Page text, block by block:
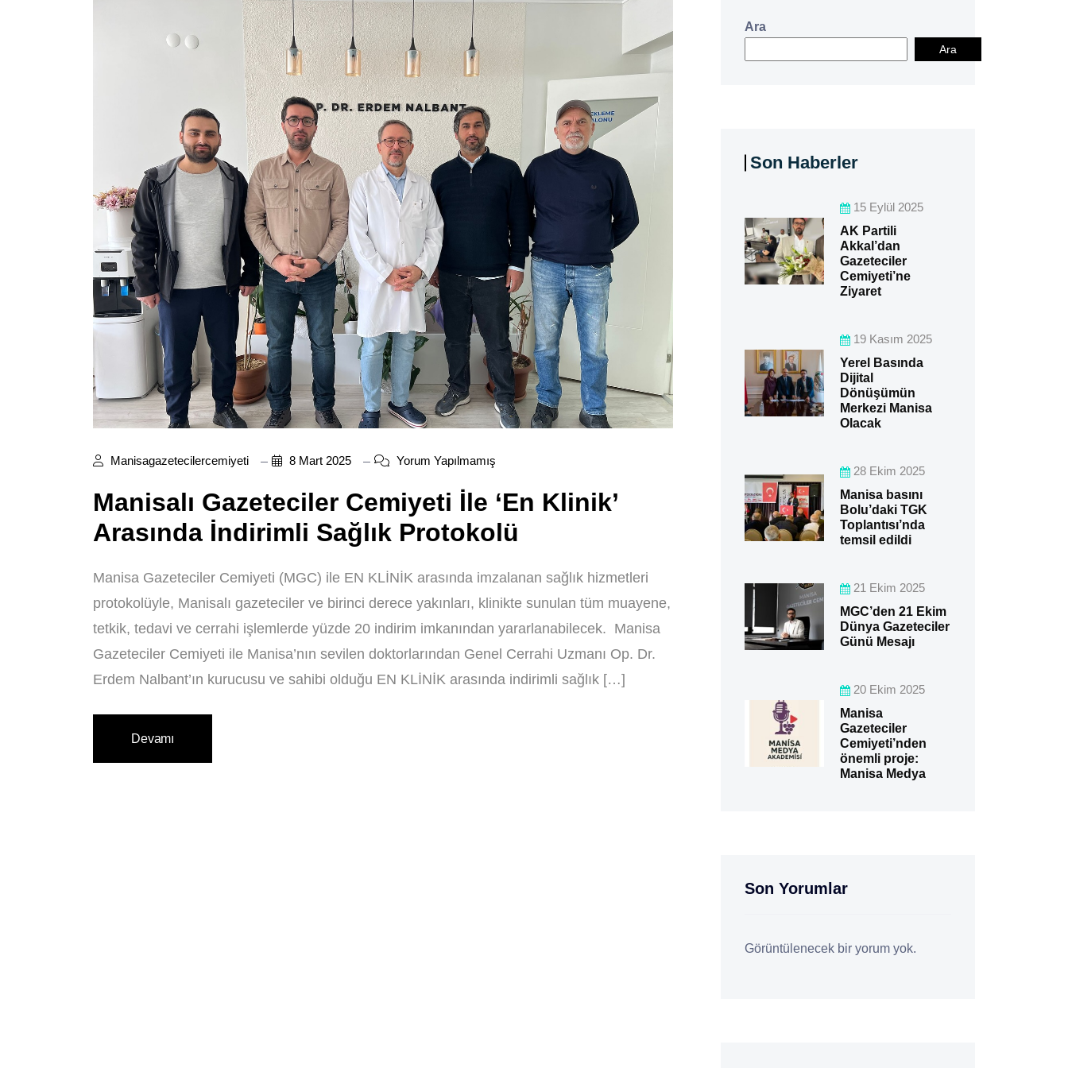
Manisagazetecilercemiyeti 8 Mart 2025 Yorum Yapılmamış
Manisalı Gazeteciler Cemiyeti İle ‘En Klinik’
Arasında İndirimli Sağlık Protokolü
Manisa Gazeteciler Cemiyeti (MGC) ile EN KLİNİK arasında imzalanan sağlık hizmetleri
protokolüyle, Manisalı gazeteciler ve birinci derece yakınları, klinikte sunulan tüm muayene,
tetkik, tedavi ve cerrahi işlemlerde yüzde 20 indirim imkanından yararlanabilecek. Manisa
Gazeteciler Cemiyeti ile Manisa’nın sevilen doktorlarından Genel Cerrahi Uzmanı Op. Dr.
Erdem Nalbant’ın kurucusu ve sahibi olduğu EN KLİNİK arasında indirimli sağlık […]
Devamı
Ara
Ara
Son Haberler
15 Eylül 2025
AK Partili
Akkal’dan
Gazeteciler
Cemiyeti’ne
Ziyaret
19 Kasım 2025
Yerel Basında
Dijital
Dönüşümün
Merkezi Manisa
Olacak
28 Ekim 2025
Manisa basını
Bolu’daki TGK
Toplantısı’nda
temsil edildi
21 Ekim 2025
MGC’den 21 Ekim
Dünya Gazeteciler
Günü Mesajı
20 Ekim 2025
Manisa
Gazeteciler
Cemiyeti’nden
önemli proje:
Manisa Medya
Son Yorumlar
Görüntülenecek bir yorum yok.